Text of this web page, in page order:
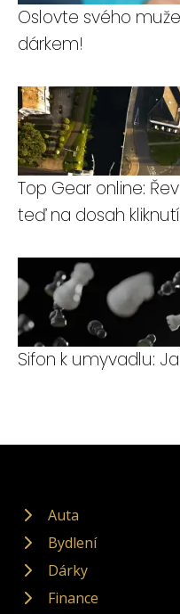
Oslovte svého
dárkem!
Top Gear online:
teď na dosah kliknutí
Sifon k umyvadlu:
Auta
Bydlení
Dárky
Finance